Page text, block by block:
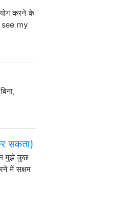
करने के
see my
सकता)
मुझे कुछ
में सक्षम